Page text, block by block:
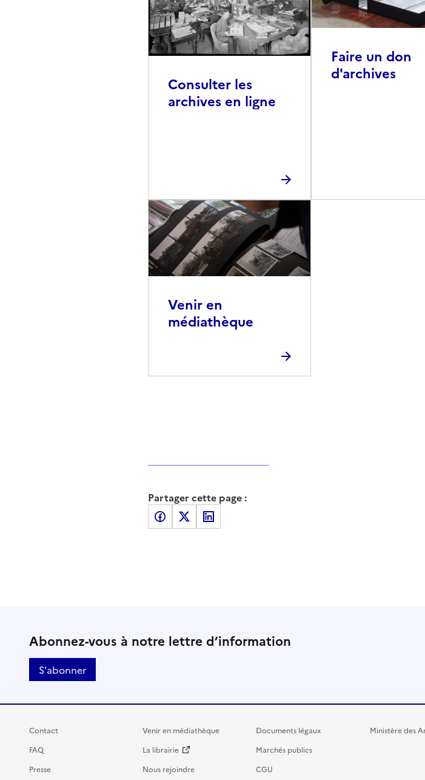
Consulter les
archives en ligne
Faire un don
d'archives
Venir en
médiathèque
Partager cette page :
Partager sur Facebook
Partager sur XPartager sur LinkedIn
Abonnez-vous à notre lettre d’information
S'abonner
Contact
FAQ
Presse
Venir en médiathèque
La librairie
Nous rejoindre
Documents légaux
Marchés publics
CGU
Ministère des